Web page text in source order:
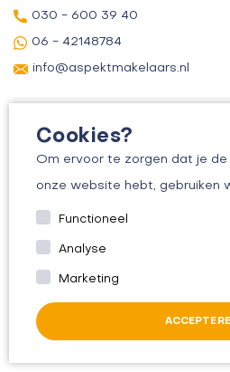
Cookies?
Om ervoor te zorgen dat je
onze website hebt, gebruiken
Functioneel
Analyse
Marketing
030 - 600 39 40
06 - 42148784
info@aspektmakelaars.nl